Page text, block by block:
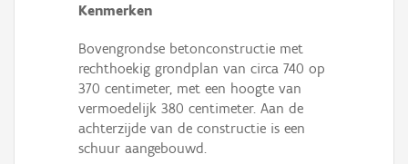
Kenmerken
Bovengrondse betonconstructie met
rechthoekig grondplan van circa 740 op
370 centimeter, met een hoogte van
vermoedelijk 380 centimeter. Aan de
achterzijde van de constructie is een
schuur aangebouwd.